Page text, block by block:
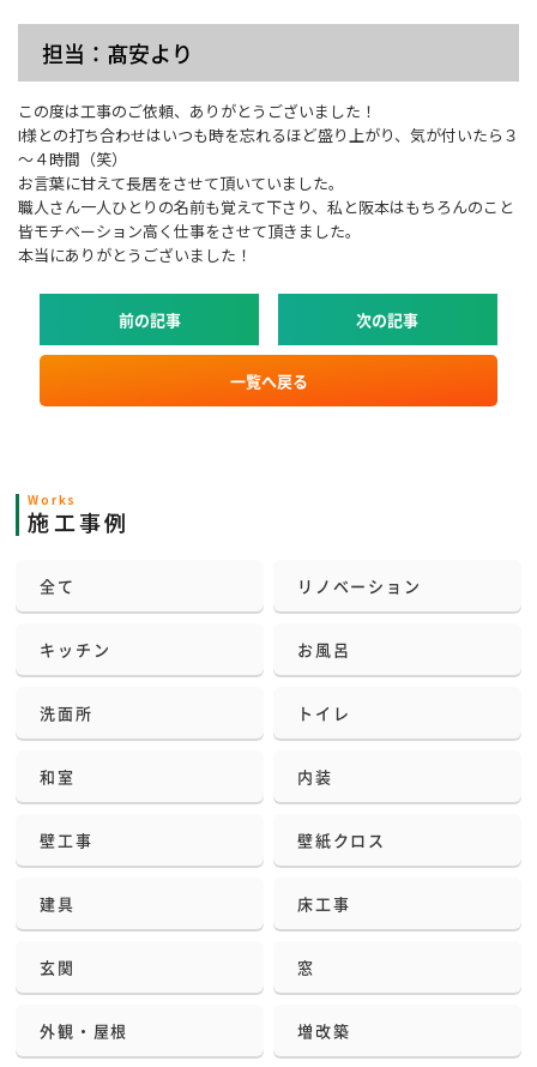
担当：髙安より
この度は工事のご依頼、ありがとうございました！
I様との打ち合わせはいつも時を忘れるほど盛り上がり、気が付いたら３
～４時間（笑）
お言葉に甘えて長居をさせて頂いていました。
職人さん一人ひとりの名前も覚えて下さり、私と阪本はもちろんのこと
皆モチベーション高く仕事をさせて頂きました。
本当にありがとうございました！
前の記事 次の記事
一覧へ戻る
Works
施工事例
全て リノベーション
キッチン お風呂
洗面所 トイレ
和室 内装
壁工事 壁紙クロス
建具 床工事
玄関 窓
外観・屋根 増改築